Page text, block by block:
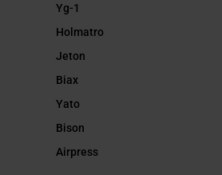
Yg-1
Holmatro
Jeton
Biax
Yato
Bison
Airpress